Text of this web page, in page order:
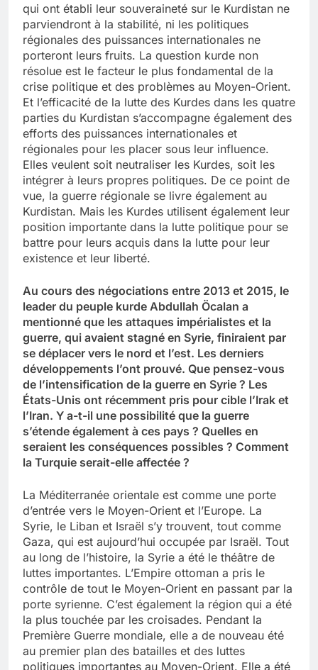
qui ont établi leur souveraineté sur le Kurdistan ne
parviendront à la stabilité, ni les politiques
régionales des puissances internationales ne
porteront leurs fruits. La question kurde non
résolue est le facteur le plus fondamental de la
crise politique et des problèmes au Moyen-Orient.
Et l’efficacité de la lutte des Kurdes dans les quatre
parties du Kurdistan s’accompagne également des
efforts des puissances internationales et
régionales pour les placer sous leur influence.
Elles veulent soit neutraliser les Kurdes, soit les
intégrer à leurs propres politiques. De ce point de
vue, la guerre régionale se livre également au
Kurdistan. Mais les Kurdes utilisent également leur
position importante dans la lutte politique pour se
battre pour leurs acquis dans la lutte pour leur
existence et leur liberté.
Au cours des négociations entre 2013 et 2015, le
leader du peuple kurde Abdullah Öcalan a
mentionné que les attaques impérialistes et la
guerre, qui avaient stagné en Syrie, finiraient par
se déplacer vers le nord et l’est. Les derniers
développements l’ont prouvé. Que pensez-vous
de l’intensification de la guerre en Syrie ? Les
États-Unis ont récemment pris pour cible l’Irak et
l’Iran. Y a-t-il une possibilité que la guerre
s’étende également à ces pays ? Quelles en
seraient les conséquences possibles ? Comment
la Turquie serait-elle affectée ?
La Méditerranée orientale est comme une porte
d’entrée vers le Moyen-Orient et l’Europe. La
Syrie, le Liban et Israël s’y trouvent, tout comme
Gaza, qui est aujourd’hui occupée par Israël. Tout
au long de l’histoire, la Syrie a été le théâtre de
luttes importantes. L’Empire ottoman a pris le
contrôle de tout le Moyen-Orient en passant par la
porte syrienne. C’est également la région qui a été
la plus touchée par les croisades. Pendant la
Première Guerre mondiale, elle a de nouveau été
au premier plan des batailles et des luttes
politiques importantes au Moyen-Orient. Elle a été